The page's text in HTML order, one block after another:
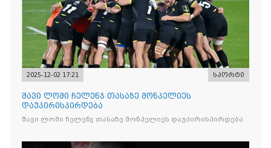
2025-12-02 17:21 სპორტი
შავი ლომი ჩელენჯ თასაზე მონპელიეს
დაუპირისპირდება
შავი ლომი ჩელენჯ თასაზე მონპელიეს დაუპირისპირდება